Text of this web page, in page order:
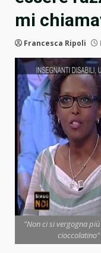
mi
Francesca Ripoli
"Non ci si vergogna